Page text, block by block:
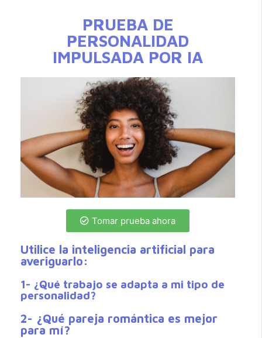
PRUEBA DE
PERSONALIDAD
IMPULSADA POR IA
Tomar prueba ahora
Utilice la inteligencia artificial para
averiguarlo:
1- ¿Qué trabajo se adapta a mi tipo de
personalidad?
2- ¿Qué pareja romántica es mejor
para mí?